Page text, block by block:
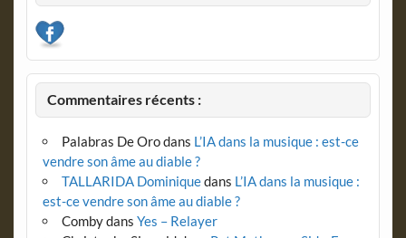
Commentaires récents :
Palabras De Orodans L’IA dans la musique : est-ce
vendre son âme au diable ?
TALLARIDA Dominiquedans L’IA dans la musique :
est-ce vendre son âme au diable ?
Combydans Yes – Relayer